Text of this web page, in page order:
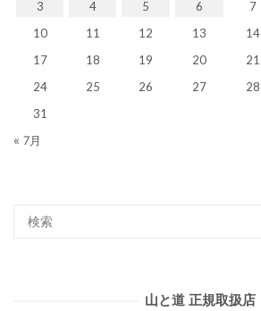
3 4 5 6 7
10
11 12 13 14
17
18 19 20 21
24
25 26 27 28
31
« 7月
山と道 正規取扱店